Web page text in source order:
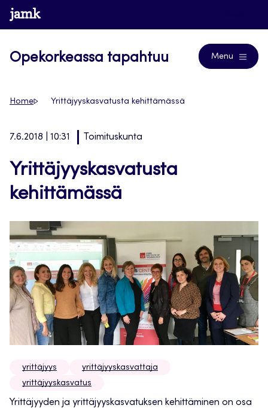
Siirry
suoraan
www.jamk.fi
Opekorkeassa tapahtuu Menu
Home Yrittäjyyskasvatusta kehittämässä
7.6.2018 | 10:31 Toimituskunta
Yrittäjyyskasvatusta
kehittämässä
yrittäjyys
yrittäjyyskasvattaja
yrittäjyyskasvatus
Yrittäjyyden ja yrittäjyyskasvatuksen kehittäminen on osa